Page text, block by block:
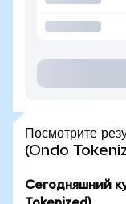
Посмотрите
(Ondo
Сегодняшний